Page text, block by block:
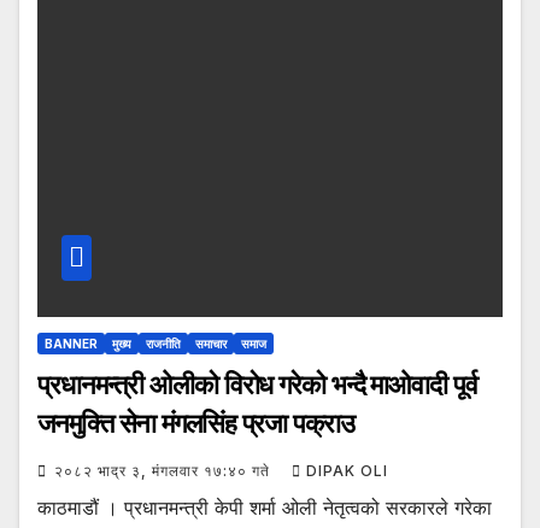
BANNER मुख्य राजनीति समाचार समाज
प्रधानमन्त्री ओलीको विरोध गरेको भन्दै माओवादी पूर्व
जनमुक्ति सेना मंगलसिंह प्रजा पक्राउ
२०८२ भाद्र ३, मंगलवार १७:४० गते DIPAK OLI
काठमाडौं । प्रधानमन्त्री केपी शर्मा ओली नेतृत्वको सरकारले गरेका